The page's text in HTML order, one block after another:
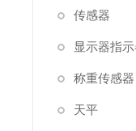
传感器
显示器指
称重传感器
天平